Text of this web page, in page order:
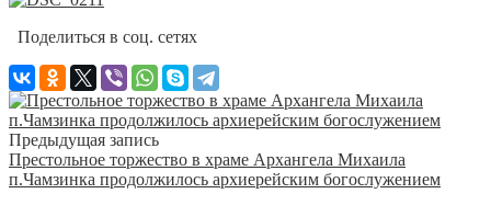
Поделиться в соц. сетях
Предыдущая запись
Престольное торжество в храме Архангела Михаила
п.Чамзинка продолжилось архиерейским богослужением